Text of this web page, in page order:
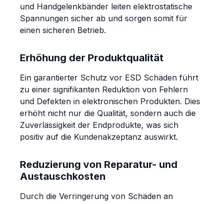
und Handgelenkbänder leiten elektrostatische
Spannungen sicher ab und sorgen somit für
einen sicheren Betrieb.
Erhöhung der Produktqualität
Ein garantierter Schutz vor ESD Schäden führt
zu einer signifikanten Reduktion von Fehlern
und Defekten in elektronischen Produkten. Dies
erhöht nicht nur die Qualität, sondern auch die
Zuverlässigkeit der Endprodukte, was sich
positiv auf die Kundenakzeptanz auswirkt.
Reduzierung von Reparatur- und
Austauschkosten
Durch die Verringerung von Schäden an